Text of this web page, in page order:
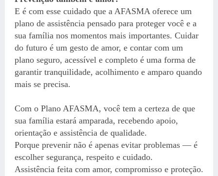
E é com esse cuidado que a AFASMA oferece um
plano de assistência pensado para proteger você e a
sua família nos momentos mais importantes. Cuidar
do futuro é um gesto de amor, e contar com um
plano seguro, acessível e completo é uma forma de
garantir tranquilidade, acolhimento e amparo quando
mais se precisa.
Com o Plano AFASMA, você tem a certeza de que
sua família estará amparada, recebendo apoio,
orientação e assistência de qualidade.
Porque prevenir não é apenas evitar problemas — é
escolher segurança, respeito e cuidado.
Assistência feita com amor, compromisso e proteção.